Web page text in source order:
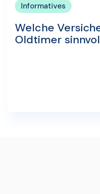
Informatives
Welche
Oldtimer